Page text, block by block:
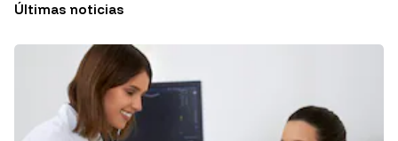
Últimas noticias